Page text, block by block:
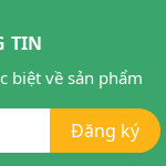
TIN
biệt về sản phẩm
Đăng ký